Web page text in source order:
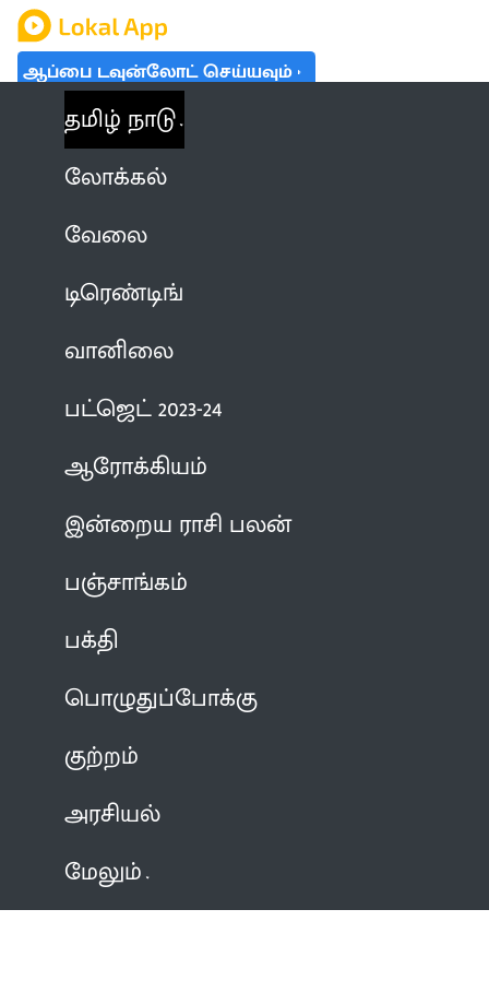
ஆப்பை டவுன்லோட் செய்யவும்
தமிழ் நாடு
லோக்கல்
வேலை
டிரெண்டிங்
வானிலை
பட்ஜெட் 2023-24
ஆரோக்கியம்
இன்றைய ராசி பலன்
பஞ்சாங்கம்
பக்தி
பொழுதுப்போக்கு
குற்றம்
அரசியல்
மேலும்